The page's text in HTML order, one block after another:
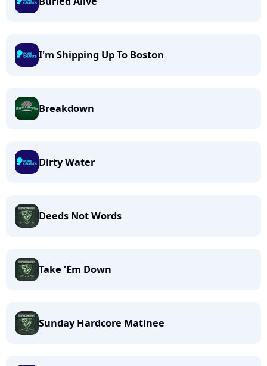
I'm Shipping Up To Boston
Breakdown
Dirty Water
Deeds Not Words
Take ‘Em Down
Sunday Hardcore Matinee